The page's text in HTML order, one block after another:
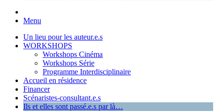
Menu
Un lieu pour les auteur.e.s
WORKSHOPS
Workshops Cinéma
Workshops Série
Programme Interdisciplinaire
Accueil en résidence
Financer
Scénaristes-consultant.e.s
Ils et elles sont passé.e.s par là…